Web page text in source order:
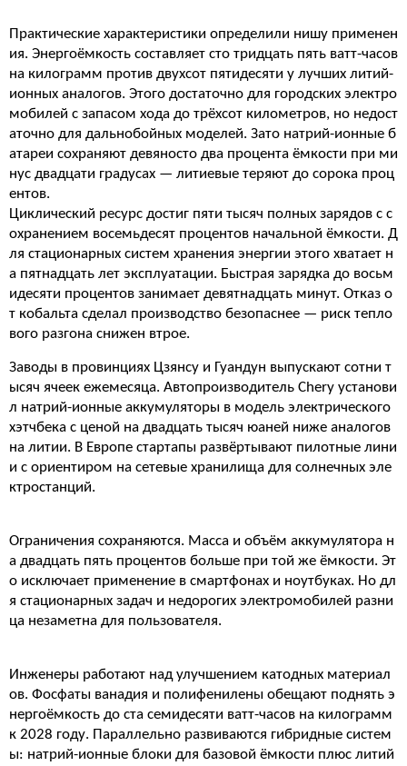
Практические характеристики определили нишу применен
ия. Энергоёмкость составляет сто тридцать пять ватт-часов
на килограмм против двухсот пятидесяти у лучших литий-
ионных аналогов. Этого достаточно для городских электро
мобилей с запасом хода до трёхсот километров, но недост
аточно для дальнобойных моделей. Зато натрий-ионные б
атареи сохраняют девяносто два процента ёмкости при ми
нус двадцати градусах — литиевые теряют до сорока проц
ентов.
Циклический ресурс достиг пяти тысяч полных зарядов с с
охранением восемьдесят процентов начальной ёмкости. Д
ля стационарных систем хранения энергии этого хватает н
а пятнадцать лет эксплуатации. Быстрая зарядка до восьм
идесяти процентов занимает девятнадцать минут. Отказ о
т кобальта сделал производство безопаснее — риск тепло
вого разгона снижен втрое.
Заводы в провинциях Цзянсу и Гуандун выпускают сотни т
ысяч ячеек ежемесяца. Автопроизводитель Chery установи
л натрий-ионные аккумуляторы в модель электрического
хэтчбека с ценой на двадцать тысяч юаней ниже аналогов
на литии. В Европе стартапы развёртывают пилотные лини
и с ориентиром на сетевые хранилища для солнечных эле
ктростанций.
Ограничения сохраняются. Масса и объём аккумулятора н
а двадцать пять процентов больше при той же ёмкости. Эт
о исключает применение в смартфонах и ноутбуках. Но дл
я стационарных задач и недорогих электромобилей разни
ца незаметна для пользователя.
Инженеры работают над улучшением катодных материал
ов. Фосфаты ванадия и полифенилены обещают поднять э
нергоёмкость до ста семидесяти ватт-часов на килограмм
к 2028 году. Параллельно развиваются гибридные систем
ы: натрий-ионные блоки для базовой ёмкости плюс литий